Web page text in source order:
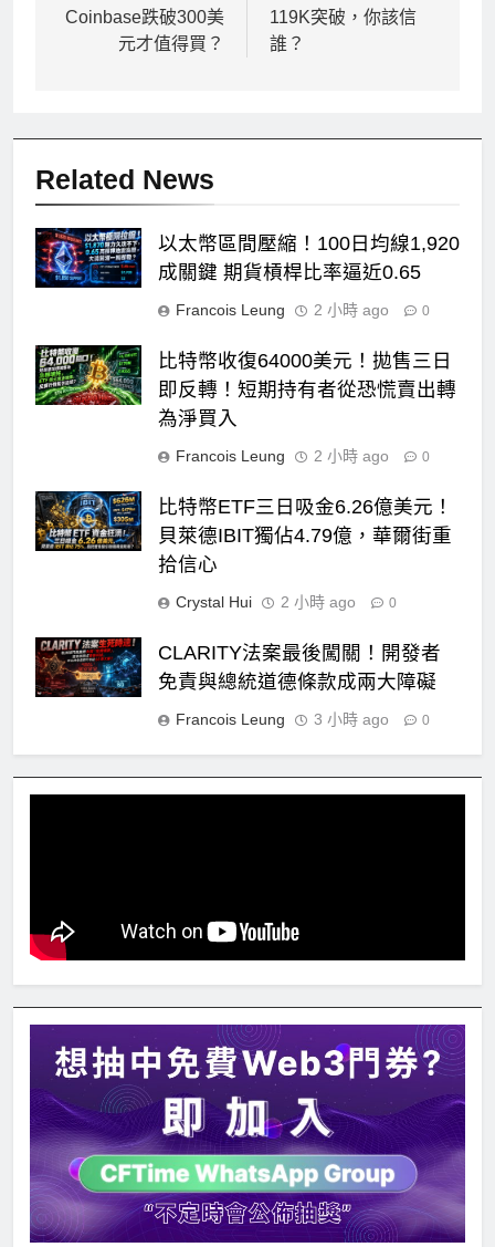
覽
Coinbase跌破300美
元才值得買？
119K突破，你該信
誰？
Related News
以太幣區間壓縮！100日均線1,920
成關鍵 期貨槓桿比率逼近0.65
Francois Leung 2 小時 ago 0
比特幣收復64000美元！拋售三日
即反轉！短期持有者從恐慌賣出轉
為淨買入
Francois Leung 2 小時 ago 0
比特幣ETF三日吸金6.26億美元！
貝萊德IBIT獨佔4.79億，華爾街重
拾信心
Crystal Hui 2 小時 ago 0
CLARITY法案最後闖關！開發者
免責與總統道德條款成兩大障礙
Francois Leung 3 小時 ago 0